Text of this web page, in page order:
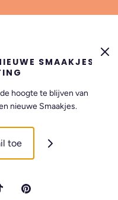
SMAAKJES
hoogte te blijven van
nieuwe Smaakjes.